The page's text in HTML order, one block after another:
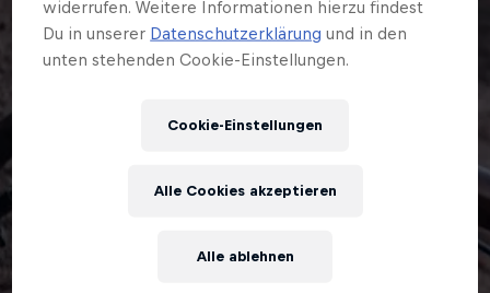
widerrufen. Weitere Informationen hierzu findest
Du in unserer Datenschutzerklärung und in den
unten stehenden Cookie-Einstellungen.
Cookie-Einstellungen
Alle ablehnen
Alle Cookies akzeptieren